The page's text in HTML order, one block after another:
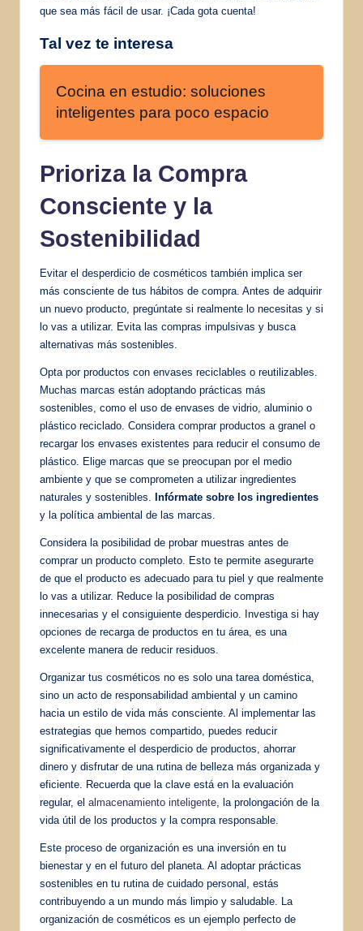
que sea más fácil de usar. ¡Cada gota cuenta!
Tal vez te interesa
Cocina en estudio: soluciones
inteligentes para poco espacio
Prioriza la Compra
Consciente y la
Sostenibilidad
Evitar el desperdicio de cosméticos también implica ser
más consciente de tus hábitos de compra. Antes de adquirir
un nuevo producto, pregúntate si realmente lo necesitas y si
lo vas a utilizar. Evita las compras impulsivas y busca
alternativas más sostenibles.
Opta por productos con envases reciclables o reutilizables.
Muchas marcas están adoptando prácticas más
sostenibles, como el uso de envases de vidrio, aluminio o
plástico reciclado. Considera comprar productos a granel o
recargar los envases existentes para reducir el consumo de
plástico. Elige marcas que se preocupan por el medio
ambiente y que se comprometen a utilizar ingredientes
naturales y sostenibles. Infórmate sobre los ingredientes
y la política ambiental de las marcas.
Considera la posibilidad de probar muestras antes de
comprar un producto completo. Esto te permite asegurarte
de que el producto es adecuado para tu piel y que realmente
lo vas a utilizar. Reduce la posibilidad de compras
innecesarias y el consiguiente desperdicio. Investiga si hay
opciones de recarga de productos en tu área, es una
excelente manera de reducir residuos.
Organizar tus cosméticos no es solo una tarea doméstica,
sino un acto de responsabilidad ambiental y un camino
hacia un estilo de vida más consciente. Al implementar las
estrategias que hemos compartido, puedes reducir
significativamente el desperdicio de productos, ahorrar
dinero y disfrutar de una rutina de belleza más organizada y
eficiente. Recuerda que la clave está en la evaluación
regular, el almacenamiento inteligente , la prolongación de la
vida útil de los productos y la compra responsable.
Este proceso de organización es una inversión en tu
bienestar y en el futuro del planeta. Al adoptar prácticas
sostenibles en tu rutina de cuidado personal, estás
contribuyendo a un mundo más limpio y saludable. La
organización de cosméticos es un ejemplo perfecto de